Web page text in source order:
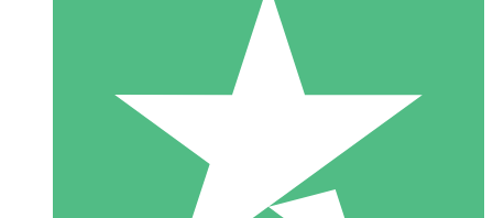
Pacotes de Créditos Individuais
Pague conforme o uso com créditos de download. Sem
1000